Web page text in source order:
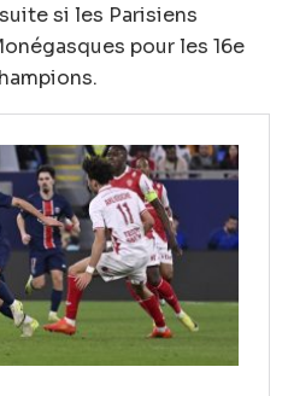
si les Parisiens
pour les 16e